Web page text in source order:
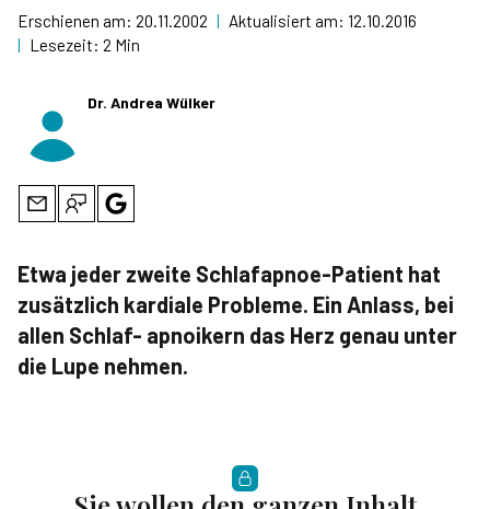
Erschienen am: 20.11.2002 | Aktualisiert am: 12.10.2016
| Lesezeit: 2 Min
Dr. Andrea Wülker
Etwa jeder zweite Schlafapnoe-Patient hat
zusätzlich kardiale Probleme. Ein Anlass, bei
allen Schlaf- apnoikern das Herz genau unter
die Lupe nehmen.